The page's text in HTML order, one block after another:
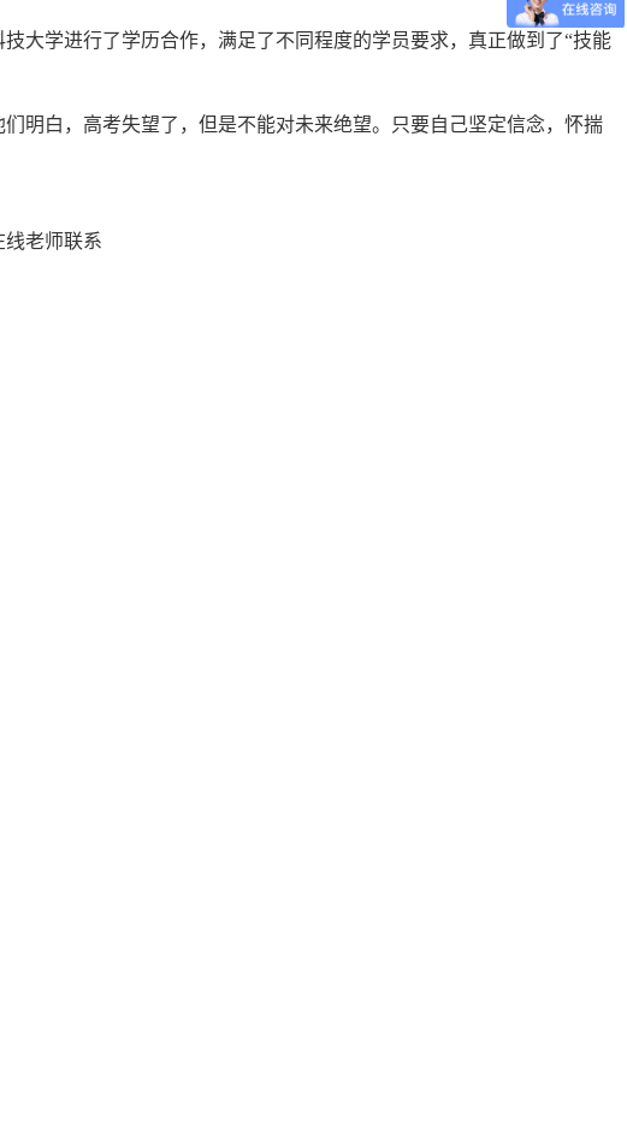
大学进行了学历合作，满足了不同程度的学员要求，真正做到了“技能
明白，高考失望了，但是不能对未来绝望。只要自己坚定信念，怀揣
线老师联系